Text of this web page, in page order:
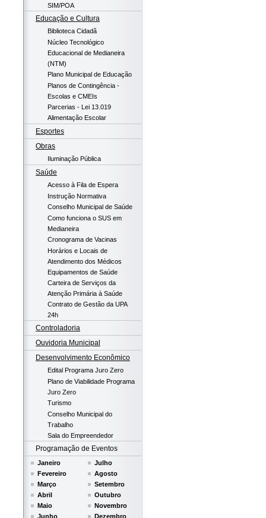
SIM/POA
Educação e Cultura
Biblioteca Cidadã
Núcleo Tecnológico
Educacional de Medianeira
(NTM)
Plano Municipal de Educação
Planos de Contingência -
Escolas e CMEIs
Parcerias - Lei 13.019
Alimentação Escolar
Esportes
Obras
Iluminação Pública
Saúde
Acesso à Fila de Espera
Instrução Normativa
Conselho Municipal de Saúde
Como funciona o SUS em
Medianeira
Cronograma de Vacinas
Horários e Locais de
Atendimento dos Médicos
Equipamentos de Saúde
Carteira de Serviços da
Atenção Primária à Saúde
Contrato de Gestão da UPA
24h
Controladoria
Ouvidoria Municipal
Desenvolvimento Econômico
Edital Programa Juro Zero
Plano de Viabilidade Programa
Juro Zero
Turismo
Conselho Municipal do
Trabalho
Sala do Empreendedor
Programação de Eventos
Janeiro
Fevereiro
Março
Abril
Maio
Junho
Julho
Agosto
Setembro
Outubro
Novembro
Dezembro